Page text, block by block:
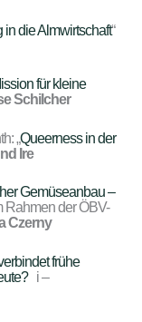
in die Almwirtschaft“
für kleine
Schilcher
„Queerness in der
Ire
Gemüseanbau –
Rahmen der ÖBV-
Czerny
frühe
i –